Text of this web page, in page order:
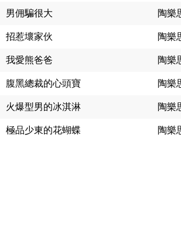
男佣騙很大 陶樂
招惹壞家伙 陶樂
我愛熊爸爸 陶樂
腹黑總裁的心頭寶 陶樂
火爆型男的冰淇淋 陶樂
極品少東的花蝴蝶 陶樂